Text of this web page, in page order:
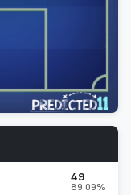
49
89.09%